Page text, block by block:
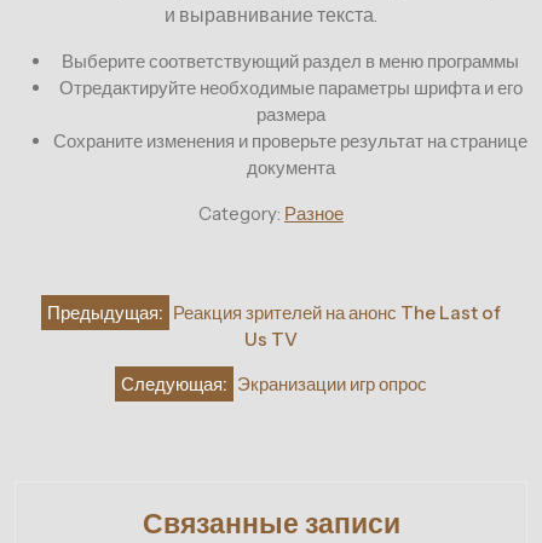
и выравнивание текста.
Выберите соответствующий раздел в меню программы
Отредактируйте необходимые параметры шрифта и его
размера
Сохраните изменения и проверьте результат на странице
документа
Category: Разное
Навигация
по
записям
Предыдущая: Реакция зрителей на анонс The Last of
Us TV
Следующая: Экранизации игр опрос
Связанные записи